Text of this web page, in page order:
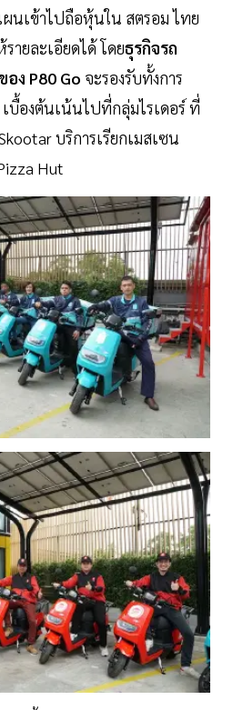
นเข้าไปถือหุ้นใน สตรอม ไทย
ายละเอียดได้ โดยธุรกิจรถ
ง P80 Go จะรองรับทั้งการ
บื้องต้นเน้นไปที่กลุ่มไรเดอร์ ที่
บริการเรียกเมสเซน
Hut